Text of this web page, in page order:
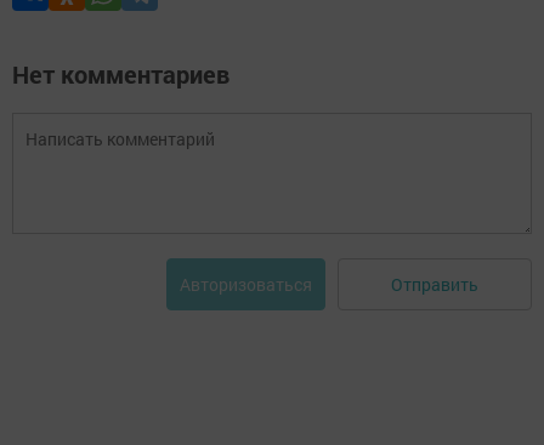
Нет комментариев
Авторизоваться Отправить